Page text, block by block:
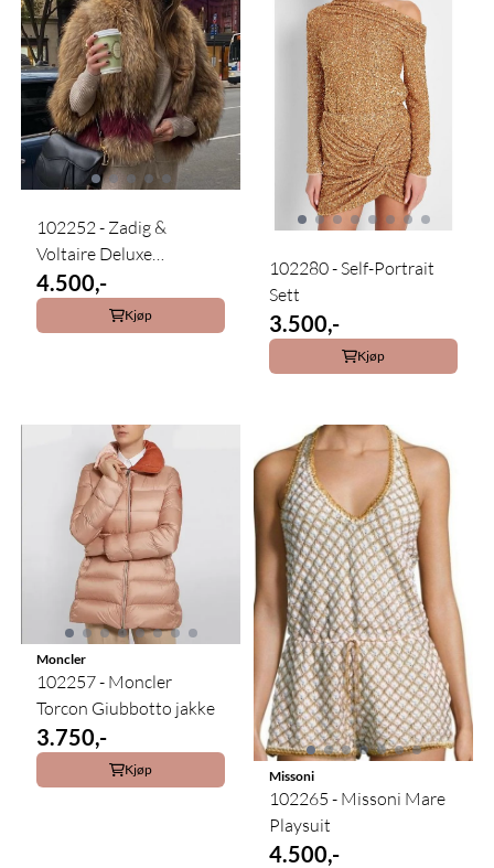
102252 - Zadig &
Voltaire Deluxe
Pelsjakke
4.500,-
Kjøp
102280 - Self-Portrait
Sett
3.500,-
Kjøp
Moncler
102257 - Moncler
Torcon Giubbotto jakke
3.750,-
Kjøp Missoni
102265 - Missoni Mare
Playsuit
4.500,-